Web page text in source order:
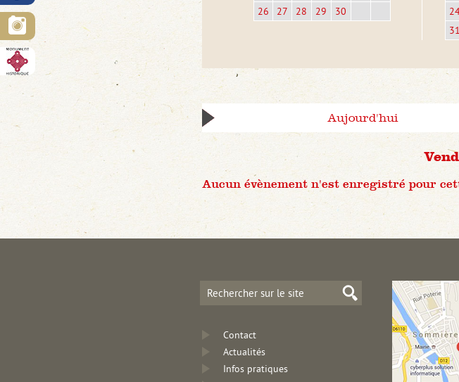
26
27 28 29 30
31
Aujourd'hui
Aucun évènement n'est enregistré pour
Contact
Actualités
Infos pratiques